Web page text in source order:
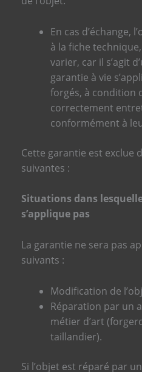
En cas d’échange,
à la fiche
varier, car il s’agit
garantie à vie
forgés, à condition
correctement
conformément à
Cette garantie est exclue
suivantes :
Situations dans
s’applique pas
La garantie ne sera pas
suivants :
Modification de
Réparation par un
métier d’art
taillandier).
Si l’objet est réparé par